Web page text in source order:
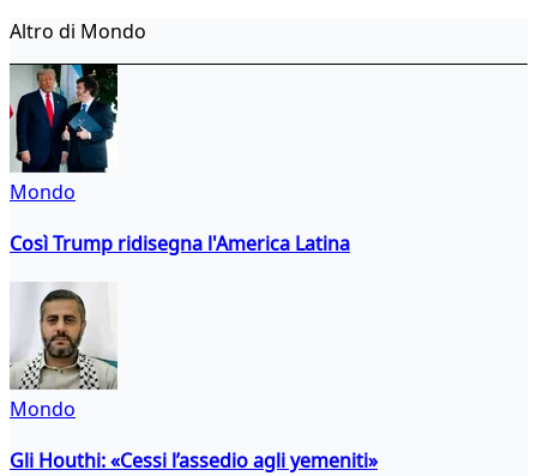
Altro di Mondo
Mondo
Così Trump ridisegna l'America Latina
Mondo
Gli Houthi: «Cessi l’assedio agli yemeniti»